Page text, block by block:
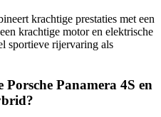
krachtige prestaties met een
krachtige motor en elektrische
sportieve rijervaring als
Porsche Panamera 4S en